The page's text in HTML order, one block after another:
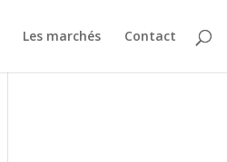
Les marchés Contact